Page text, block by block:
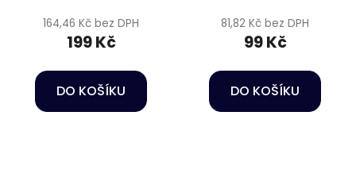
164,46 Kč bez DPH
199 Kč
DO KOŠÍKU
81,82 Kč bez DPH
99 Kč
DO KOŠÍKU